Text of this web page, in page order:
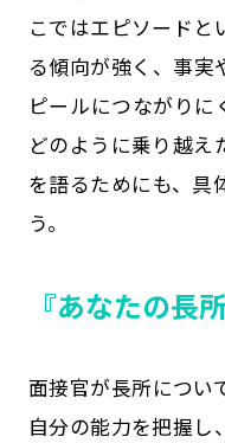
こではエピソード
る傾向が強く、事実
ピールにつながりに
どのように乗り越え
を語るためにも、具
う。
『あなたの長
面接官が長所につい
自分の能力を把握し